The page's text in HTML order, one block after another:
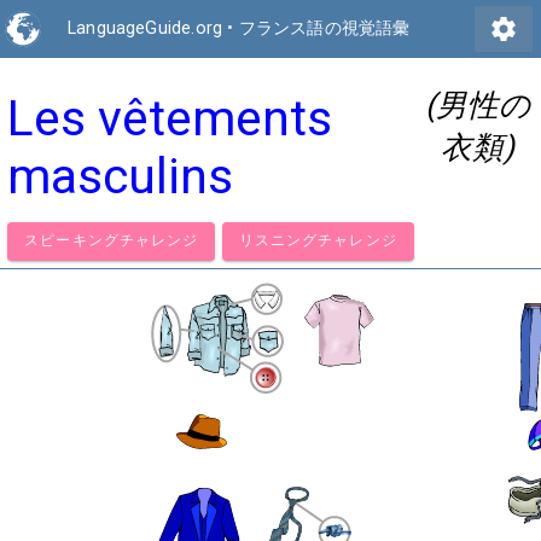
LanguageGuide.org • フランス語の視覚語彙 settings
Les vêtements
masculins
(男性の
衣類)
スピーキングチャレンジ リスニングチャレンジ